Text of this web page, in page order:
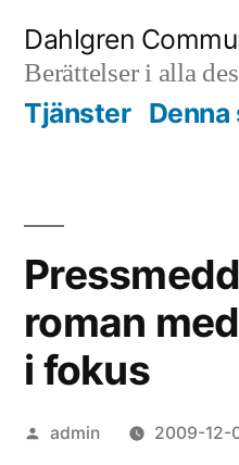
content
Dahlgren
Berättelser i alla
Tjänster Denna
roman
i fokus
Posted
admin 2009-12-